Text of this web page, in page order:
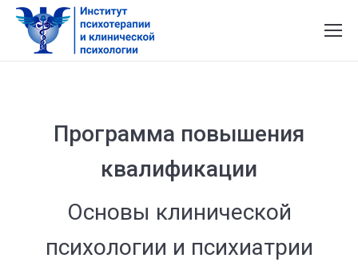
Программа повышения
квалификации
Основы клинической
психологии и психиатрии